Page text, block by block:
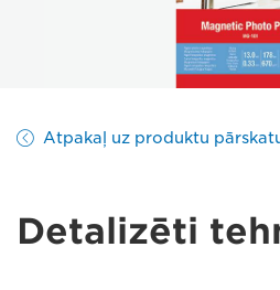
Atpakaļ uz produktu
Detalizēti